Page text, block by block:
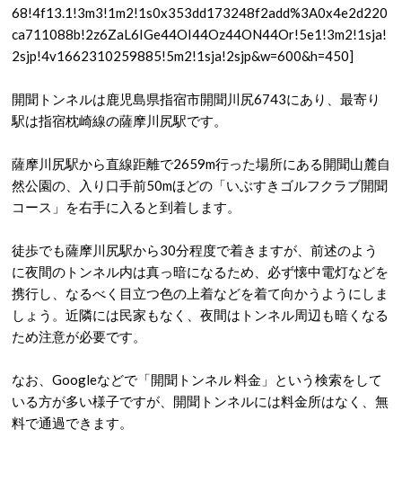
68!4f13.1!3m3!1m2!1s0x353dd173248f2add%3A0x4e2d220
ca711088b!2z6ZaL6IGe44OI44Oz44ON44Or!5e1!3m2!1sja!
2sjp!4v1662310259885!5m2!1sja!2sjp&w=600&h=450]
開聞トンネルは鹿児島県指宿市開聞川尻6743にあり、 最寄り
駅は指宿枕崎線の薩摩川尻駅です。
薩摩川尻駅から直線距離で2659m行った場所にある開聞山麓自
然公園の、入り口手前50mほどの「いぶすきゴルフクラブ開聞
コース」を右手に入ると到着します。
徒歩でも薩摩川尻駅から30分程度で着きますが、前述のよう
に夜間のトンネル内は真っ暗になるため、必ず懐中電灯などを
携行し、なるべく目立つ色の上着などを着て向かうようにしま
しょう。 近隣には民家もなく、夜間はトンネル周辺も暗くなる
ため注意が必要です。
なお、Googleなどで「開聞トンネル 料金」という検索をして
いる方が多い様子ですが、開聞トンネルには料金所はなく、無
料で通過できます。